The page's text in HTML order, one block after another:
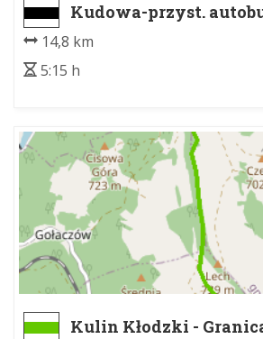
Kudowa-przyst.
14,8 km
5:15 h
Kulin Kłodzki -